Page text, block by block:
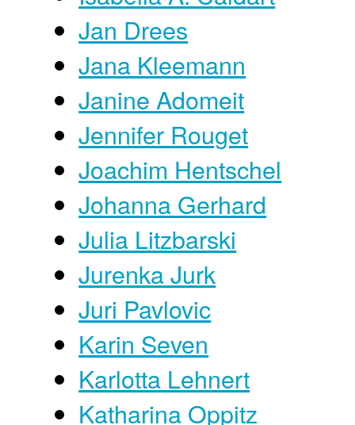
Jan Drees
Jana Kleemann
Janine Adomeit
Jennifer Rouget
Joachim Hentschel
Johanna Gerhard
Julia Litzbarski
Jurenka Jurk
Juri Pavlovic
Karin Seven
Karlotta Lehnert
Katharina Oppitz